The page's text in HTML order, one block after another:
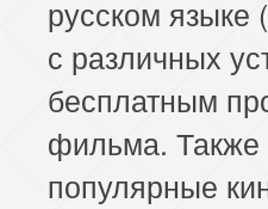
русском языке
с различных
бесплатным
фильма. Также
популярные